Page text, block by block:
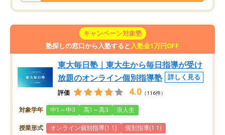
キャンペーン対象塾
塾探しの窓口から入塾すると 入塾金1万円OFF
東大毎日塾｜東大生から毎日指導が受け
放題のオンライン個別指導塾
詳しく見る
評価 4.0 （116件）
対象学年 中1～中3 高1～高3 浪人生
授業形式 オンライン個別指導(1:1) 個別指導(1:1)